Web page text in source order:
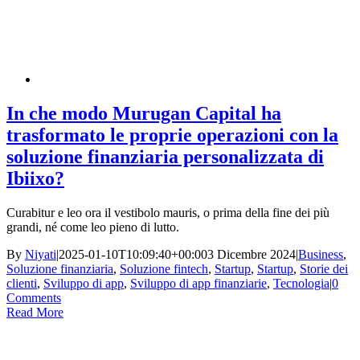
In che modo Murugan Capital ha
trasformato le proprie operazioni con la
soluzione finanziaria personalizzata di
Ibiixo?
Curabitur e leo ora il vestibolo mauris, o prima della fine dei più
grandi, né come leo pieno di lutto.
By Niyati|2025-01-10T10:09:40+00:003 Dicembre 2024|Business,
Soluzione finanziaria, Soluzione fintech, Startup, Startup, Storie dei
clienti, Sviluppo di app, Sviluppo di app finanziarie, Tecnologia|0
Comments
Read More